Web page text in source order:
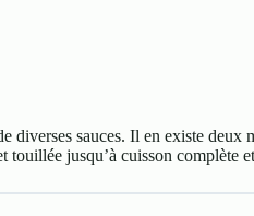
diverses sauces. Il en existe
jusqu’à cuisson complète